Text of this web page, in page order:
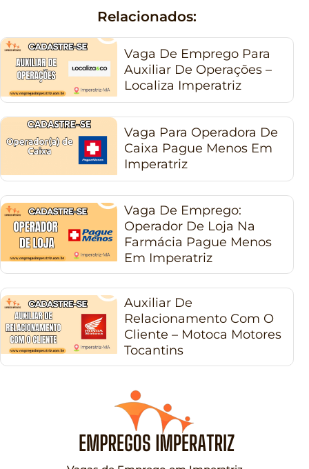
Relacionados:
Vaga De Emprego Para
Auxiliar De Operações –
Localiza Imperatriz
Vaga Para Operadora De
Caixa Pague Menos Em
Imperatriz
Vaga De Emprego:
Operador De Loja Na
Farmácia Pague Menos
Em Imperatriz
Auxiliar De
Relacionamento Com O
Cliente – Motoca Motores
Tocantins